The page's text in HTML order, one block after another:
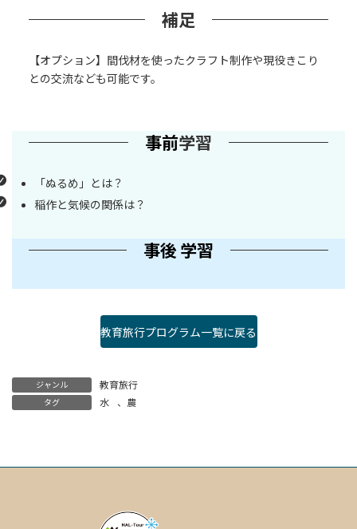
補足
【オプション】間伐材を使ったクラフト制作や現役きこり
との交流なども可能です。
事前学習
「ぬるめ」とは？
稲作と気候の関係は？
事後 学習
教育旅行プログラム一覧に戻る
ジャンル 教育旅行
タグ 水 、 農